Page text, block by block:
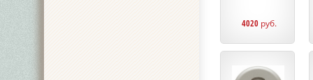
4020 руб.